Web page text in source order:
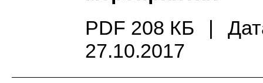
PDF 208 КБ
|
27.10.2017